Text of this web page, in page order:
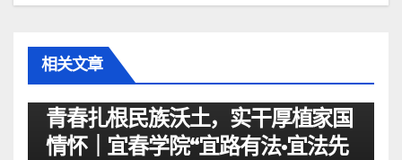
相关文章
青春扎根民族沃土，实干厚植家国
情怀｜宜春学院“宜路有法•宜法先